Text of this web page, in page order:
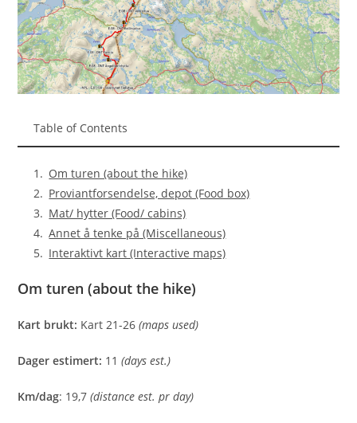
Table of Contents
Om turen (about the hike)
Proviantforsendelse, depot (Food box)
Mat/ hytter (Food/ cabins)
Annet å tenke på (Miscellaneous)
Interaktivt kart (Interactive maps)
Om turen (about the hike)
Kart brukt: Kart 21-26(maps used)
Dager estimert: 11(days est.)
Km/dag: 19,7 (distance est. pr day)